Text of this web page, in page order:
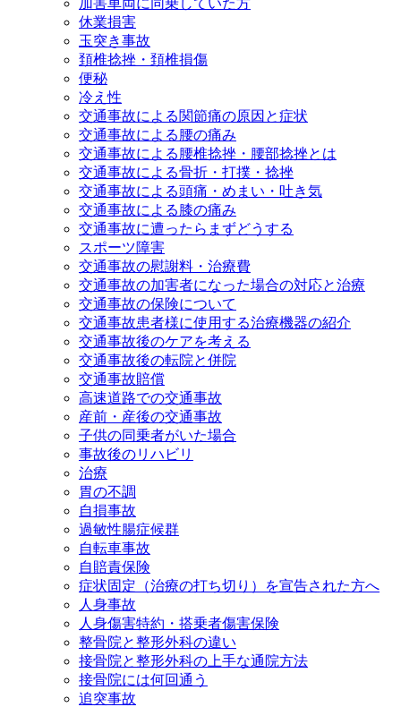
加害車両に同乗していた方
休業損害
玉突き事故
頚椎捻挫・頚椎損傷
便秘
冷え性
交通事故による関節痛の原因と症状
交通事故による腰の痛み
交通事故による腰椎捻挫・腰部捻挫とは
交通事故による骨折・打撲・捻挫
交通事故による頭痛・めまい・吐き気
交通事故による膝の痛み
交通事故に遭ったらまずどうする
スポーツ障害
交通事故の慰謝料・治療費
交通事故の加害者になった場合の対応と治療
交通事故の保険について
交通事故患者様に使用する治療機器の紹介
交通事故後のケアを考える
交通事故後の転院と併院
交通事故賠償
高速道路での交通事故
産前・産後の交通事故
子供の同乗者がいた場合
事故後のリハビリ
治療
胃の不調
自損事故
過敏性腸症候群
自転車事故
自賠責保険
症状固定（治療の打ち切り）を宣告された方へ
人身事故
人身傷害特約・搭乗者傷害保険
整骨院と整形外科の違い
接骨院と整形外科の上手な通院方法
接骨院には何回通う
追突事故